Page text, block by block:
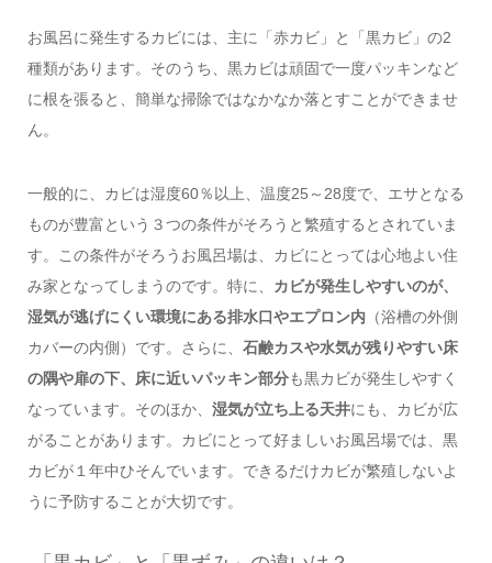
お風呂に発生するカビには、主に「赤カビ」と「黒カビ」の2
種類があります。そのうち、黒カビは頑固で一度パッキンなど
に根を張ると、簡単な掃除ではなかなか落とすことができませ
ん。
一般的に、カビは湿度60％以上、温度25～28度で、エサとなる
ものが豊富という３つの条件がそろうと繁殖するとされていま
す。この条件がそろうお風呂場は、カビにとっては心地よい住
み家となってしまうのです。特に、 カビが発生しやすいのが、
湿気が逃げにくい環境にある排水口やエプロン内 （浴槽の外側
カバーの内側）です。さらに、 石鹸カスや水気が残りやすい床
の隅や扉の下、床に近いパッキン部分も黒カビが発生しやすく
なっています。そのほか、 湿気が立ち上る天井にも、カビが広
がることがあります。カビにとって好ましいお風呂場では、黒
カビが１年中ひそんでいます。できるだけカビが繁殖しないよ
うに予防することが大切です。